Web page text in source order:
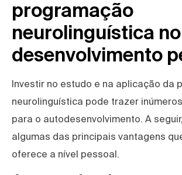
programação
neurolinguística no
desenvolvimento
Investir no estudo e na aplicação da
neurolinguística pode trazer
para o autodesenvolvimento. A
algumas das principais vantagens
oferece a nível pessoal.